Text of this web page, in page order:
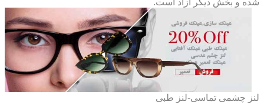
شده و بخش دیگر آزاد است.
لنز چشمی تماسی-لنز طبی